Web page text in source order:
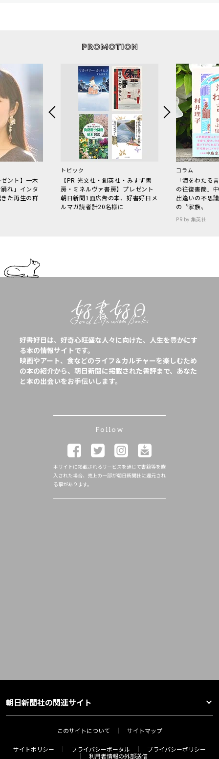
ント】一木
れ」インタ
た再生の群
トピック
【PR 光文社・創英社・みすず書
房・ミネルヴァ書房】プレゼント
朝日新聞1面広告の本、好書好日メ
ルマガ読者計20名様に
コラム
「海をわた
の往復書簡」
出逢いの不思
の〝家族〟
PR by 集英社
好書好日は、好奇心旺盛な人々に向けた、人生を豊かにす
る本の情報サイトです。
映画やアート、食などのライフ＆カルチャーを楽しむため
の本の紹介から、朝日新聞に掲載された書評まで、あなた
と本の出会いをお手伝いします。
Follow
本サイトに掲載されるサービスを通じて書籍等を購
入された場合、売上の一部が朝日新聞社に還元され
る事があります。
朝日新聞社の関連サイト
このサイトについて サイトマップ
サイトポリシー プライバシーポータル
プライバシーポリシー
利用者情報の外部送信